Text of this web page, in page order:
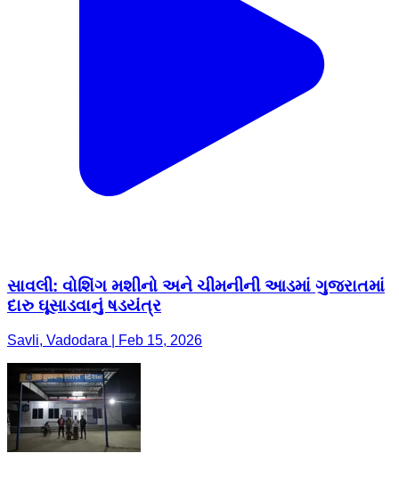
સાવલી: વોશિંગ મશીનો અને ચીમનીની આડમાં ગુજરાતમાં
દારુ ઘૂસાડવાનું ષડયંત્ર
Savli, Vadodara | Feb 15, 2026